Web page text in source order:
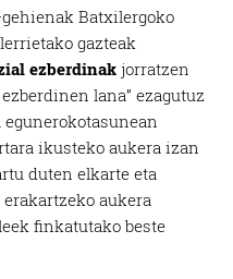
Batxilergoko
gazteak
ezberdinakjorratzen
lana” ezagutuz
ikusteko aukera izan
duten elkarte eta
aukera
finkatutako beste